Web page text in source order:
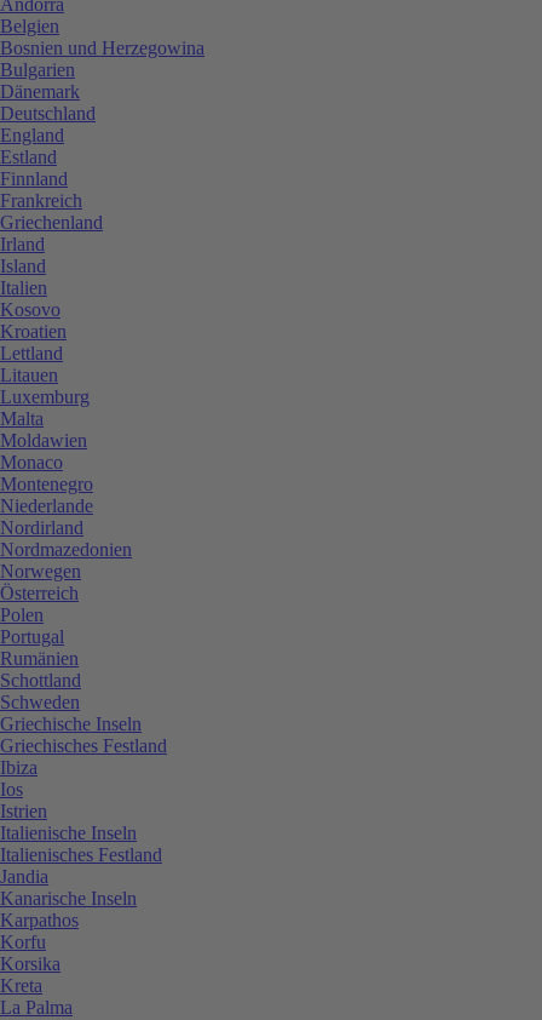
Belgien
Bosnien und Herzegowina
Bulgarien
Dänemark
Deutschland
England
Estland
Finnland
Frankreich
Griechenland
Irland
Island
Italien
Kosovo
Kroatien
Lettland
Litauen
Luxemburg
Malta
Moldawien
Monaco
Montenegro
Niederlande
Nordirland
Nordmazedonien
Norwegen
Österreich
Polen
Portugal
Rumänien
Schottland
Schweden
Griechische Inseln
Griechisches Festland
Ibiza
Ios
Istrien
Italienische Inseln
Italienisches Festland
Jandia
Kanarische Inseln
Karpathos
Korfu
Korsika
Kreta
La Palma